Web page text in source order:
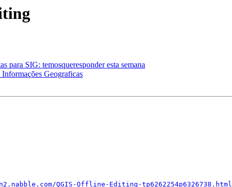
para SIG: temosqueresponder esta semana
Geograficas
QGIS-Offline-Editing-tp6262254p6326738.html